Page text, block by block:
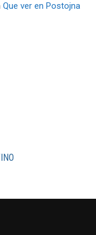
Que ver en Postojna